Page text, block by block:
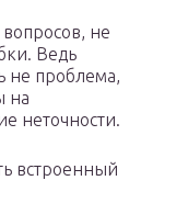
вопросов, не
Ведь
не проблема,
на
неточности.
встроенный